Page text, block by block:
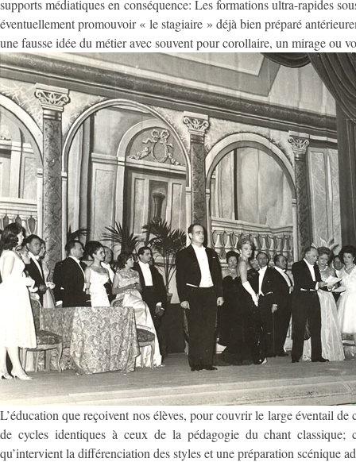
supports médiatiques en conséquence: Les formations ultra-rapides
éventuellement promouvoir « le stagiaire » déjà bien préparé
une fausse idée du métier avec souvent pour corollaire, un mirage ou
L’éducation que reçoivent nos élèves, pour couvrir le large éventail
de cycles identiques à ceux de la pédagogie du chant classique;
qu’intervient la différenciation des styles et une préparation scénique